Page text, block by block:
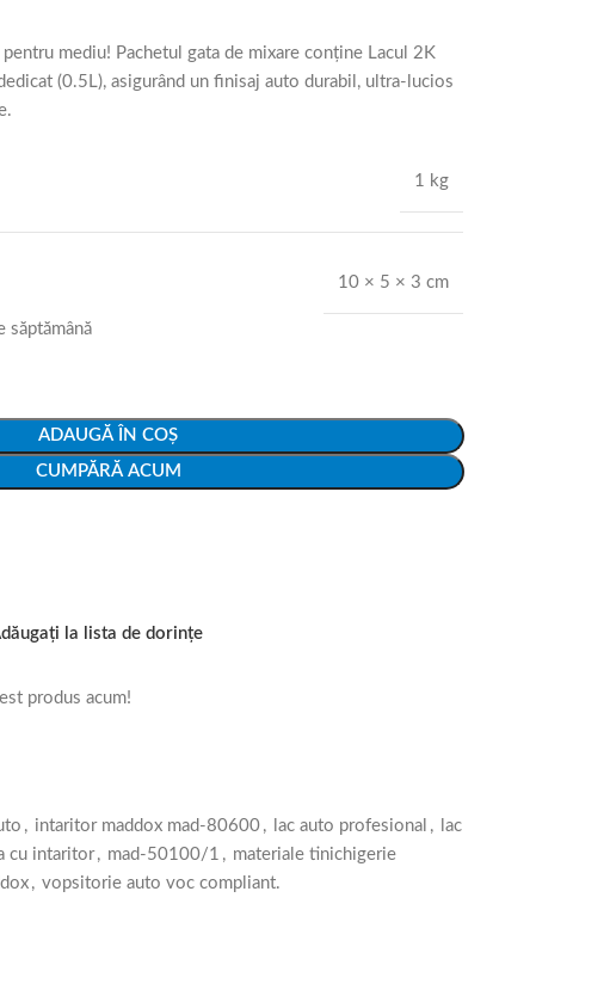
mediu! Pachetul gata de mixare conține Lacul 2K
(0.5L), asigurând un finisaj auto durabil, ultra-lucios
1 kg
10 × 5 × 3 cm
săptămână
ADAUGĂ ÎN COȘ
CUMPĂRĂ ACUM
la lista de dorințe
produs acum!
, intaritor maddox mad-80600 , lac auto profesional ,
lac
cu intaritor , mad-50100/1 , materiale tinichigerie
, vopsitorie auto voc compliant.